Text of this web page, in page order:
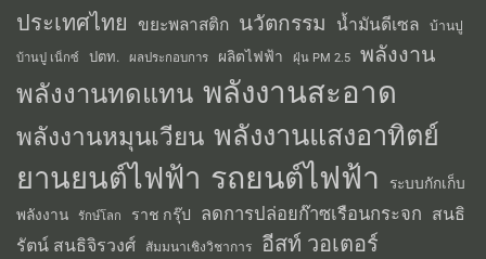
ประเทศไทย
ขยะพลาสติก นวัตกรรม น้ำมันดีเซล บ้านปู
บ้านปู เน็กซ์ ปตท. ผลประกอบการ ผลิตไฟฟ้า ฝุ่น PM 2.5 พลังงาน
พลังงานทดแทน พลังงานสะอาด
พลังงานหมุนเวียน พลังงานแสงอาทิตย์
ยานยนต์ไฟฟ้า รถยนต์ไฟฟ้า
ระบบกักเก็บ
พลังงาน
รักษ์โลก ราช กรุ๊ป ลดการปล่อยก๊าซเรือนกระจก สนธิ
รัตน์ สนธิจิรวงศ์
สัมมนาเชิงวิชาการ อีสท์ วอเตอร์